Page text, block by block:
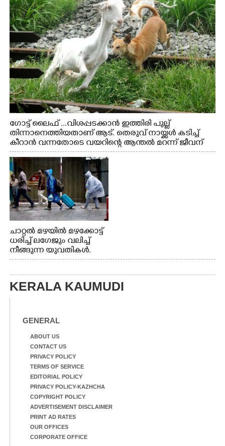
ഗോട്ട് ലൈഫ് ...വിശപ്പടക്കാൻ ഇത്തിരി പുല്ല്
തിന്നാനെത്തിയതാണ് ആട്. തെരുവ് നായ്ക്കൾ കടിച്ച്
കീറാൻ വന്നതോടെ വയറിന്റെ ആന്തൽ മറന്ന് ജീവന്
വേണ്ടിയായി ഓട്ടം. എറണാകുളം വാത്തുരുത്തിയിൽ
നിന്നുള്ള കാഴ്ച
ചാറ്റൽ മഴയിൽ മഴക്കോട്ട്
ധരിച്ച് ലഗേജും വലിച്ച്
നീങ്ങുന്ന യുവതികൾ.
എറണാകുളം മേനകയിൽ
KERALA KAUMUDI
GENERAL
ABOUT US
CONTACT US
PRIVACY POLICY
TERMS OF SERVICE
EDITORIAL POLICY
PRIVACY POLICY-KAZHCHA
COPYRIGHT POLICY
ADVERTISEMENT DISCLAIMER
PRINT AD RATES
OUR OFFICES
CORPORATE OFFICE